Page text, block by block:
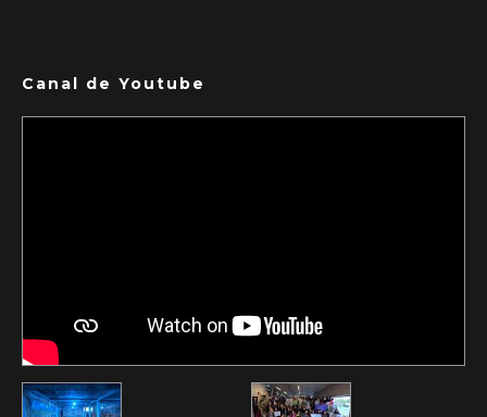
Canal de Youtube